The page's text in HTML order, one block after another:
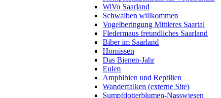
WiVo Saarland
Schwalben willkommen
Vogelberingung Mittleres Saartal
Fledermaus freundliches Saarland
Biber im Saarland
Hornissen
Das Bienen-Jahr
Eulen
Amphibien und Reptilien
Wanderfalken (externe Site)
Sumpfdotterblumen-Nasswiesen